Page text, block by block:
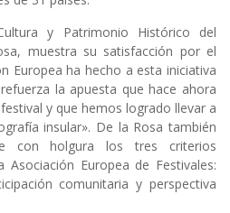
y Patrimonio Histórico del
muestra su satisfacción por el
Europea ha hecho a esta iniciativa
la apuesta que hace ahora
y que hemos logrado llevar a
insular». De la Rosa también
con holgura los tres criterios
Asociación Europea de Festivales:
comunitaria y perspectiva